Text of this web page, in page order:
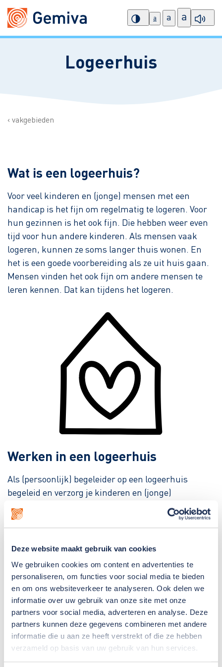
Deze website maakt gebruik van cookies
We gebruiken cookies om content en advertenties te
personaliseren, om functies voor social media te bieden
en om ons websiteverkeer te analyseren. Ook delen we
informatie over uw gebruik van onze site met onze
partners voor social media, adverteren en analyse. Deze
partners kunnen deze gegevens combineren met andere
informatie die u aan ze heeft verstrekt of die ze hebben
verzameld op basis van uw gebruik van hun services.
a a a
Logeerhuis
vakgebieden
Wat is een logeerhuis?
Voor veel kinderen en (jonge) mensen met een
handicap is het fijn om regelmatig te logeren. Voor
hun gezinnen is het ook fijn. Die hebben weer even
tijd voor hun andere kinderen. Als mensen vaak
logeren, kunnen ze soms langer thuis wonen. En
het is een goede voorbereiding als ze uit huis gaan.
Mensen vinden het ook fijn om andere mensen te
leren kennen. Dat kan tijdens het logeren.
Werken in een logeerhuis
Als (persoonlijk) begeleider op een logeerhuis
begeleid en verzorg je kinderen en (jonge)
volwassenen met een verstandelijke en/of
lichamelijke beperking tijdens de logeermomenten
schoolvakanties. Je begeleidt de kinderen volgens
een ondersteuningsplan. Je bedenkt en verzorgt
activiteiten die aansluiten bij de hulpvraag. Je zorgt
daarnaast voor de verbinding met ouders, school
en/of dagactiviteiten zodat alle “werelden” van het
kind op elkaar aansluiten.